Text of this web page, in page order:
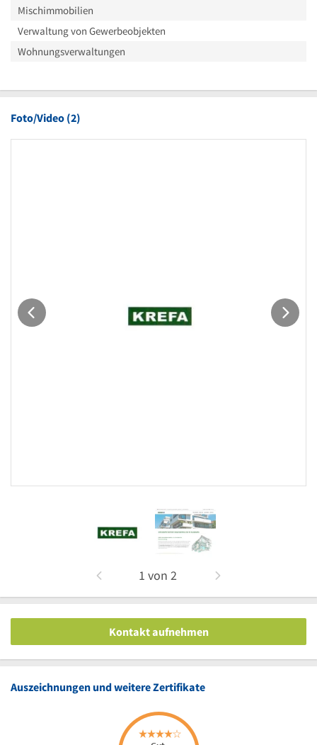
Mischimmobilien
Verwaltung von Gewerbeobjekten
Wohnungsverwaltungen
Foto/Video (2)
1 von 2
Kontakt aufnehmen
Auszeichnungen und weitere Zertifikate